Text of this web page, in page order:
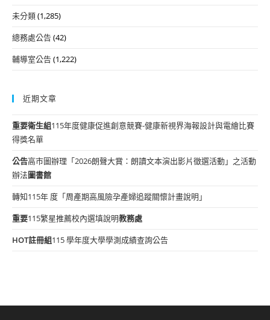
未分類(1,285)
總務處公告(42)
輔導室公告(1,222)
近期文章
重要衛生組115年度健康促進創意競賽-健康新視界海報設計與電繪比賽
得獎名單
公告高市圖辦理「2026朗聲大賞：朗讀文本演出影片徵選活動」之活動
辦法圖書館
轉知115年 度「周產期高風險孕產婦追蹤關懷計畫說明」
重要115繁星推薦校內選填說明教務處
HOT註冊組115 學年度大學學測成績查詢公告